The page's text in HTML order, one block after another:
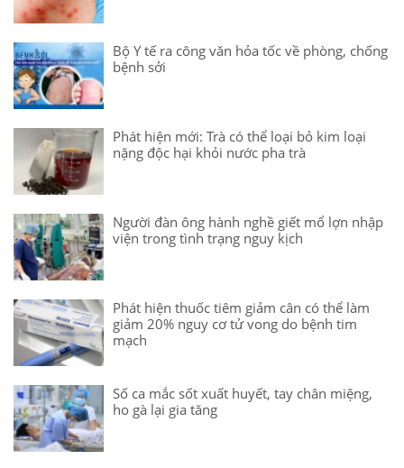
Bộ Y tế ra công văn hỏa tốc về phòng, chống
bệnh sởi
Phát hiện mới: Trà có thể loại bỏ kim loại
nặng độc hại khỏi nước pha trà
Người đàn ông hành nghề giết mổ lợn nhập
viện trong tình trạng nguy kịch
Phát hiện thuốc tiêm giảm cân có thể làm
giảm 20% nguy cơ tử vong do bệnh tim
mạch
Số ca mắc sốt xuất huyết, tay chân miệng,
ho gà lại gia tăng